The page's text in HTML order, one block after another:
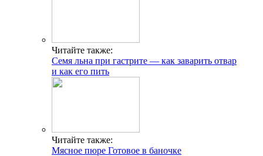
Читайте также:
Семя льна при гастрите — как заварить отвар
и как его пить
Читайте также:
Мясное пюре Готовое в баночке